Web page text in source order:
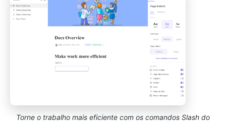
Torne o trabalho mais eficiente com os comandos Slash do